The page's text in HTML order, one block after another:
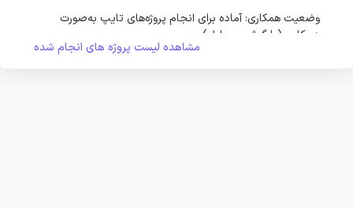
وضعیت همکاری: آماده برای انجام پروژه‌های تایپ به‌صورت
دورکاری (با گوشی موبایل)
مشاهده لیست پروژه های انجام شده